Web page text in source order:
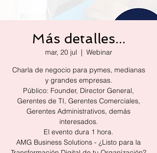
Más detalles...
mar, 20 jul
  |
Webinar
Charla de negocio para pymes, medianas
y grandes empresas.
Público: Founder, Director General,
Gerentes de TI, Gerentes Comerciales,
Gerentes Administrativos, demás
interesados.
El evento dura 1 hora.
AMG Business Solutions - ¿Listo para la